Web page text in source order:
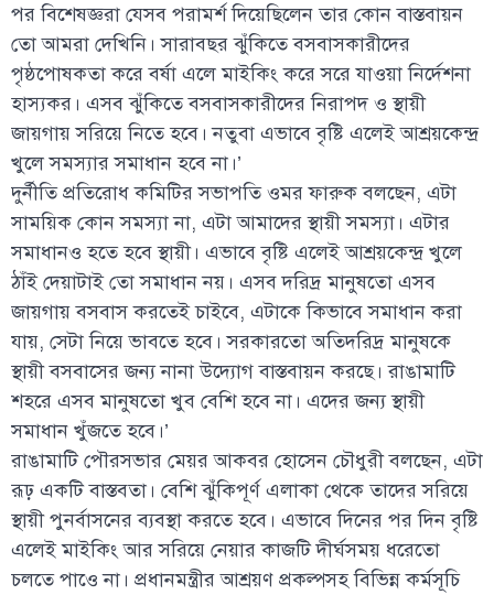
পর বিশেষজ্ঞরা যেসব পরামর্শ দিয়েছিলেন তার কোন বাস্তবায়ন
তো আমরা দেখিনি। সারাবছর ঝুঁকিতে বসবাসকারীদের
পৃষ্ঠপোষকতা করে বর্ষা এলে মাইকিং করে সরে যাওয়া নির্দেশনা
হাস্যকর। এসব ঝুঁকিতে বসবাসকারীদের নিরাপদ ও স্থায়ী
জায়গায় সরিয়ে নিতে হবে। নতুবা এভাবে বৃষ্টি এলেই আশ্রয়কেন্দ্র
খুলে সমস্যার সমাধান হবে না।’
দুর্নীতি প্রতিরোধ কমিটির সভাপতি ওমর ফারুক বলছেন, এটা
সাময়িক কোন সমস্যা না, এটা আমাদের স্থায়ী সমস্যা। এটার
সমাধানও হতে হবে স্থায়ী। এভাবে বৃষ্টি এলেই আশ্রয়কেন্দ্র খুলে
ঠাঁই দেয়াটাই তো সমাধান নয়। এসব দরিদ্র মানুষতো এসব
জায়গায় বসবাস করতেই চাইবে, এটাকে কিভাবে সমাধান করা
যায়, সেটা নিয়ে ভাবতে হবে। সরকারতো অতিদরিদ্র মানুষকে
স্থায়ী বসবাসের জন্য নানা উদ্যোগ বাস্তবায়ন করছে। রাঙামাটি
শহরে এসব মানুষতো খুব বেশি হবে না। এদের জন্য স্থায়ী
সমাধান খুঁজতে হবে।’
রাঙামাটি পৌরসভার মেয়র আকবর হোসেন চৌধুরী বলছেন, এটা
রূঢ় একটি বাস্তবতা। বেশি ঝুঁকিপূর্ণ এলাকা থেকে তাদের সরিয়ে
স্থায়ী পুনর্বাসনের ব্যবস্থা করতে হবে। এভাবে দিনের পর দিন বৃষ্টি
এলেই মাইকিং আর সরিয়ে নেয়ার কাজটি দীর্ঘসময় ধরেতো
চলতে পাওে না। প্রধানমন্ত্রীর আশ্রয়ণ প্রকল্পসহ বিভিন্ন কর্মসূচি